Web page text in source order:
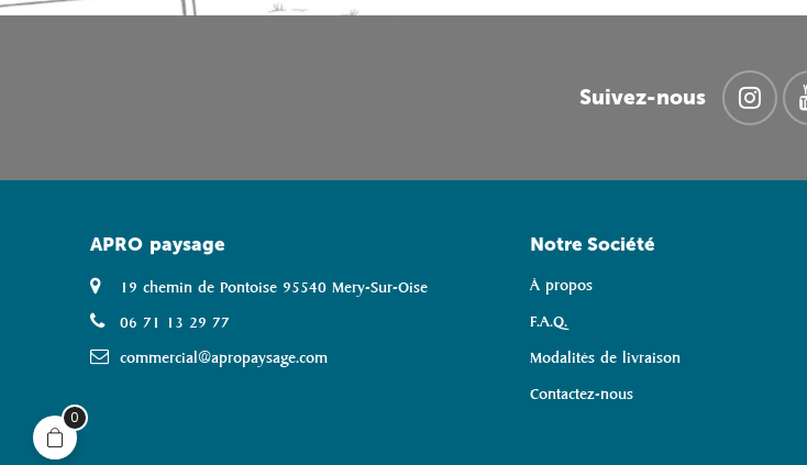
Suivez-nous
APRO paysage
19 chemin de Pontoise 95540 Mery-Sur-Oise
06 71 13 29 77
commercial@apropaysage.com
Notre Société
À propos
F.A.Q.
Modalités de livraison
Contactez-nous
0